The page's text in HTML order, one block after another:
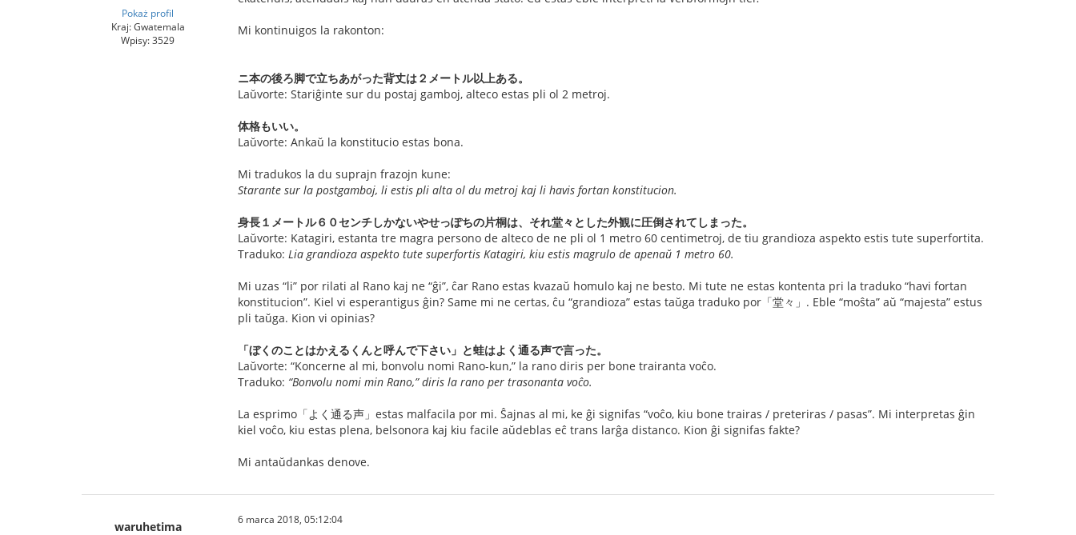
Pokaż profil
Kraj: Gwatemala
Wpisy: 3529
Mi kontinuigos la rakonton:
ニ本の後ろ脚で立ちあがった背丈は２メートル以上ある。
Laŭvorte: Stariĝinte sur du postaj gamboj, alteco estas pli ol 2 metroj.
体格もいい。
Laŭvorte: Ankaŭ la konstitucio estas bona.
Mi tradukos la du suprajn frazojn kune:
Starante sur la postgamboj, li estis pli alta ol du metroj kaj li havis fortan konstitucion.
身長１メートル６０センチしかないやせっぽちの片桐は、それ堂々とした外観に圧倒されてしまった。
Laŭvorte: Katagiri, estanta tre magra persono de alteco de ne pli ol 1 metro 60 centimetroj, de tiu grandioza aspekto estis tute superfortita.
Traduko: Lia grandioza aspekto tute superfortis Katagiri, kiu estis magrulo de apenaŭ 1 metro 60.
Mi uzas “li” por rilati al Rano kaj ne “ĝi”, ĉar Rano estas kvazaŭ homulo kaj ne besto. Mi tute ne estas kontenta pri la traduko “havi fortan
konstitucion”. Kiel vi esperantigus ĝin? Same mi ne certas, ĉu “grandioza” estas taŭga traduko por「堂々」. Eble “moŝta” aŭ “majesta” estus
pli taŭga. Kion vi opinias?
「ぼくのことはかえるくんと呼んで下さい」と蛙はよく通る声で言った。
Laŭvorte: “Koncerne al mi, bonvolu nomi Rano-kun,” la rano diris per bone trairanta voĉo.
Traduko: “Bonvolu nomi min Rano,” diris la rano per trasonanta voĉo.
La esprimo「よく通る声」estas malfacila por mi. Ŝajnas al mi, ke ĝi signifas “voĉo, kiu bone trairas / preteriras / pasas”. Mi interpretas ĝin
kiel voĉo, kiu estas plena, belsonora kaj kiu facile aŭdeblas eĉ trans larĝa distanco. Kion ĝi signifas fakte?
Mi antaŭdankas denove.
waruhetima 6 marca 2018, 05:12:04